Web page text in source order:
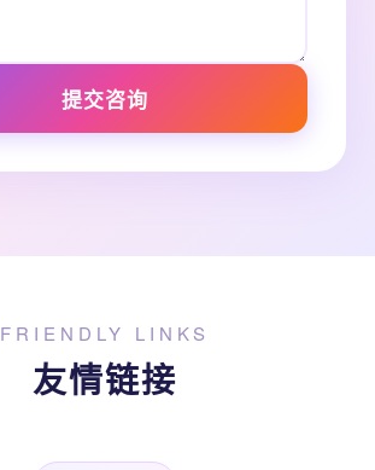
提交咨询
FRIENDLY LINKS
友情链接